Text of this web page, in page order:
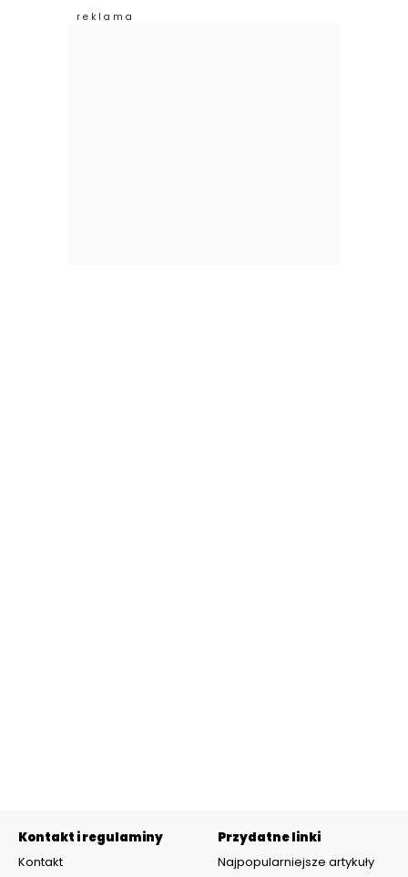
Kontakt i regulaminy
Kontakt
Przydatne linki
Najpopularniejsze artykuły